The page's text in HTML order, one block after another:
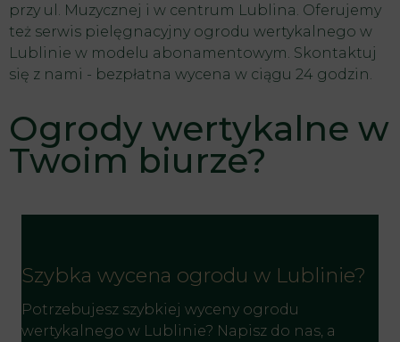
przy ul. Muzycznej i w centrum Lublina. Oferujemy
też serwis pielęgnacyjny ogrodu wertykalnego w
Lublinie w modelu abonamentowym. Skontaktuj
się z nami - bezpłatna wycena w ciągu 24 godzin.
Ogrody wertykalne w
Twoim biurze?
Szybka wycena ogrodu w Lublinie?
Potrzebujesz szybkiej wyceny ogrodu
wertykalnego w Lublinie? Napisz do nas, a